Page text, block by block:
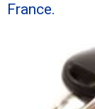
France.